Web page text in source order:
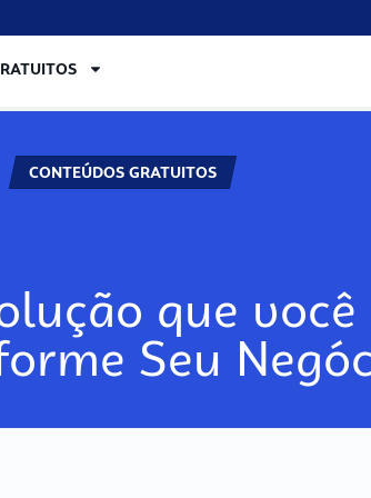
CONTEÚDOS GRATUITOS
que você
Seu